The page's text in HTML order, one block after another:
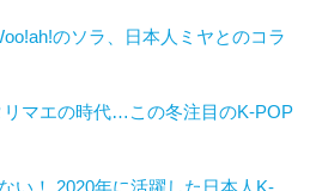
のソラ、日本人ミヤとのコラ
リマエの時代…この冬注目のK-POP
い！ 2020年に活躍した日本人K-